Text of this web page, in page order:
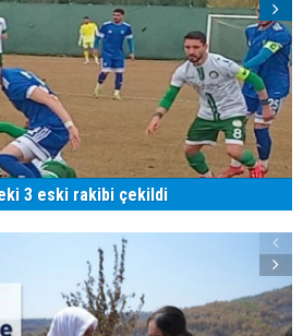
3 eski rakibi çekildi